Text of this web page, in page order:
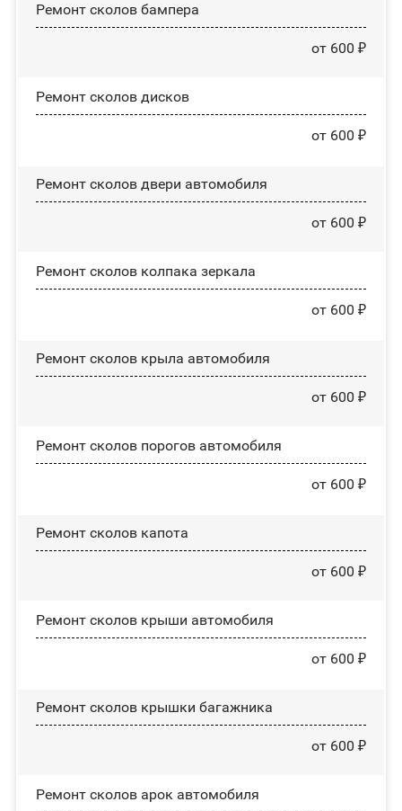
Ремонт сколов бампера
от 600 ₽
Ремонт сколов дисков
от 600 ₽
Ремонт сколов двери автомобиля
от 600 ₽
Ремонт сколов колпака зеркала
от 600 ₽
Ремонт сколов крыла автомобиля
от 600 ₽
Ремонт сколов порогов автомобиля
от 600 ₽
Ремонт сколов капота
от 600 ₽
Ремонт сколов крыши автомобиля
от 600 ₽
Ремонт сколов крышки багажника
от 600 ₽
Ремонт сколов арок автомобиля